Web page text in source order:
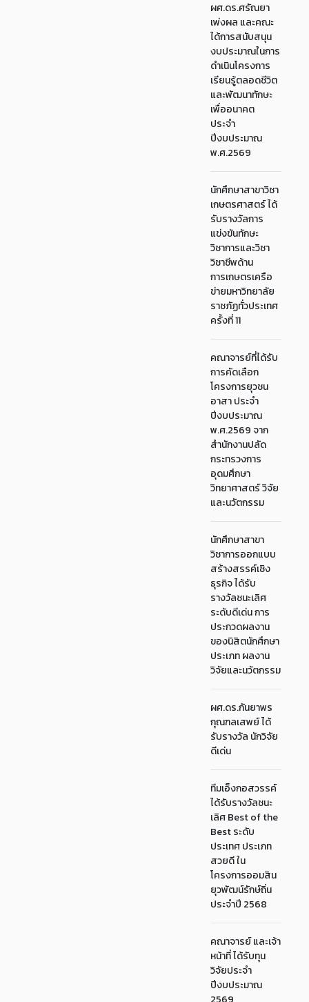
ผศ.ดร.ศรัณยา
เพ่งผล และคณะ
ได้การสนับสนุน
งบประมาณในการ
ดำเนินโครงการ
เรียนรู้ตลอดชีวิต
และพัฒนาทักษะ
เพื่ออนาคต
ประจำ
ปีงบประมาณ
พ.ศ.2569
นักศึกษาสาขาวิชา
เกษตรศาสตร์ ได้
รับรางวัลการ
แข่งขันทักษะ
วิชาการและวิชา
วิชาชีพด้าน
การเกษตรเครือ
ข่ายมหาวิทยาลัย
ราชภัฏทั่วประเทศ
ครั้งที่ 11
คณาจารย์ที่ได้รับ
การคัดเลือก
โครงการยุวชน
อาสา ประจำ
ปีงบประมาณ
พ.ศ.2569 จาก
สำนักงานปลัด
กระทรวงการ
อุดมศึกษา
วิทยาศาสตร์ วิจัย
และนวัตกรรม
นักศึกษาสาขา
วิชาการออกแบบ
สร้างสรรค์เชิง
ธุรกิจ ได้รับ
รางวัลชนะเลิศ
ระดับดีเด่น การ
ประกวดผลงาน
ของนิสิตนักศึกษา
ประเภท ผลงาน
วิจัยและนวัตกรรม
ผศ.ดร.กันยาพร
กุณฑลเสพย์ ได้
รับรางวัล นักวิจัย
ดีเด่น
ทีมเอ็งกอสวรรค์
ได้รับรางวัลชนะ
เลิศ Best of the
Best ระดับ
ประเทศ ประเภท
สวยดี ใน
โครงการออมสิน
ยุวพัฒน์รักษ์ถิ่น
ประจำปี 2568
คณาจารย์ และเจ้า
หน้าที่ ได้รับทุน
วิจัยประจำ
ปีงบประมาณ